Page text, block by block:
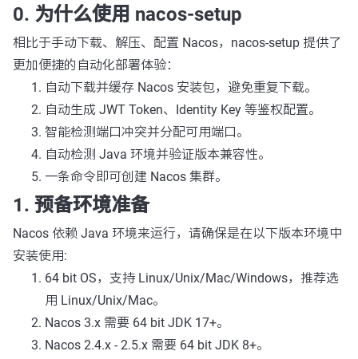
0. 为什么使用 nacos-setup
相比于手动下载、解压、配置 Nacos，nacos-setup 提供了
更加便捷的自动化部署体验：
自动下载并缓存 Nacos 安装包，避免重复下载。
自动生成 JWT Token、Identity Key 等鉴权配置。
智能检测端口冲突并分配可用端口。
自动检测 Java 环境并验证版本兼容性。
一条命令即可创建 Nacos 集群。
1. 预备环境准备
Nacos 依赖 Java 环境来运行，请确保是在以下版本环境中
安装使用:
64 bit OS，支持 Linux/Unix/Mac/Windows，推荐选
用 Linux/Unix/Mac。
Nacos 3.x 需要 64 bit JDK 17+。
Nacos 2.4.x - 2.5.x 需要 64 bit JDK 8+。